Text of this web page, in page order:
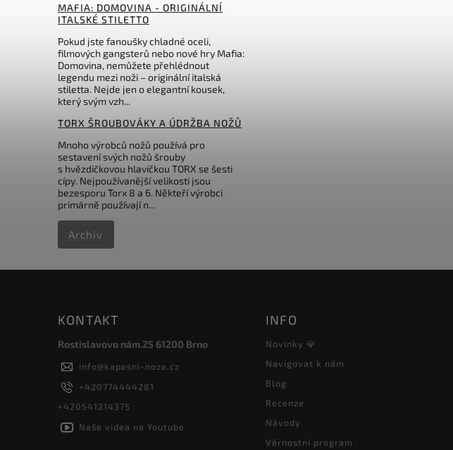
MAFIA: DOMOVINA - ORIGINÁLNÍ
ITALSKÉ STILETTO
Pokud jste fanoušky chladné oceli,
filmových gangsterů nebo nové hry Mafia:
Domovina, nemůžete přehlédnout
legendu mezi noži – originální italská
stiletta. Nejde jen o elegantní kousek,
který svým vzh...
TORX ŠROUBOVÁKY A ÚDRŽBA NOŽŮ
Mnoho výrobců nožů používá pro
sestavení svých nožů šrouby
s hvězdičkovou hlavičkou TORX se šesti
cípy. Nejpoužívanější velikosti jsou
bezesporu Torx 8 a 6. Někteří výrobci
primárně používají n...
Archiv
KONTAKT
Rostislavovo nám.25 61200 Brno
info@kapesni-noze.cz
+420774444281
+420541214375
Naše videa na Youtube
INFO
Novinky 💎
Navigovat k nám
Blog
Recenze
Návody
Věrnostní program